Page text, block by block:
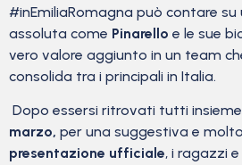
#inEmiliaRomagna può contare su
assoluta come Pinarello e le sue
vero valore aggiunto in un team
consolida tra i principali in Italia.
Dopo essersi ritrovati tutti insieme
marzo, per una suggestiva e
presentazione ufficiale, i ragazzi